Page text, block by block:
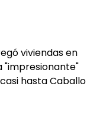
viviendas en
"impresionante"
hasta Caballo